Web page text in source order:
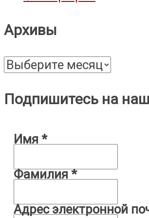
Архивы
Архивы
Подпишитесь на
Имя *
Фамилия*
Адрес электронной